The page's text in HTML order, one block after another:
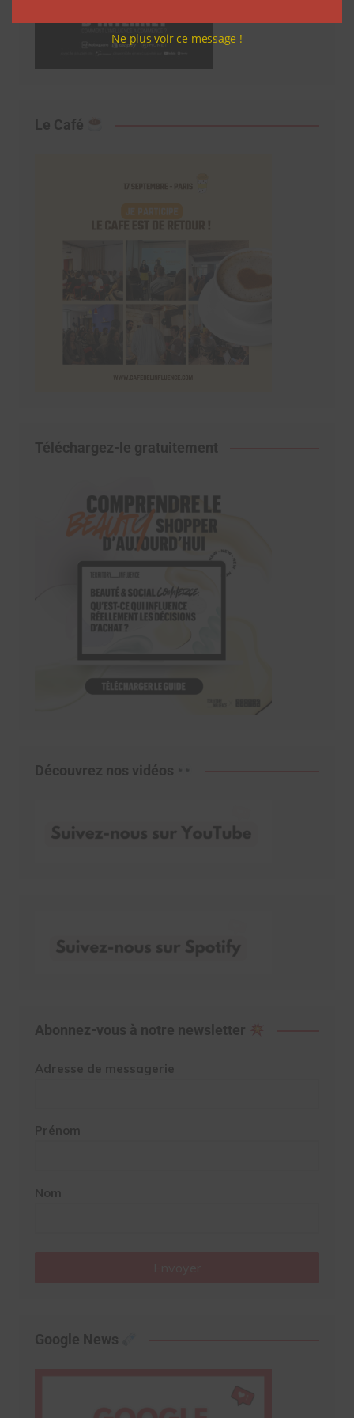
Le Café
Téléchargez-le gratuitement
Découvrez nos vidéos
Abonnez-vous à notre newsletter
Adresse de messagerie
Prénom
Nom
Google News
Ne plus voir ce message !